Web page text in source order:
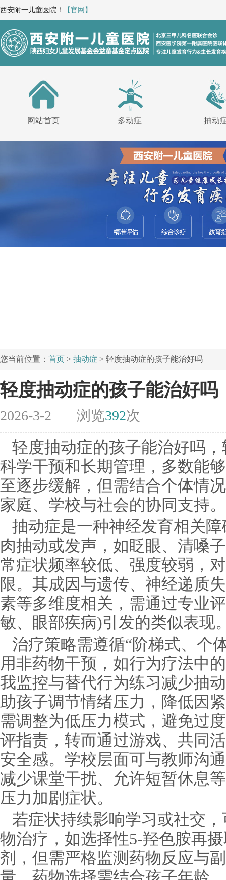
西安附一儿童医院！ 【官网】
网站首页 多动症 抽动
您当前位置： 首页 > 抽动症 > 轻度抽动症的孩子能治好吗
轻度抽动症的孩子能治好吗
2026-3-2 浏览392次
轻度抽动症的孩子能治好吗
科学干预和长期管理，多数能
至逐步缓解，但需结合个体情
家庭、学校与社会的协同支持。
抽动症是一种神经发育相关
肉抽动或发声，如眨眼、清嗓
常症状频率较低、强度较弱，
限。其成因与遗传、神经递质
素等多维度相关，需通过专业
敏、眼部疾病)引发的类似表现
治疗策略需遵循“阶梯式、个
用非药物干预，如行为疗法中
我监控与替代行为练习减少抽
助孩子调节情绪压力，降低因
需调整为低压力模式，避免过
评指责，转而通过游戏、共同
安全感。学校层面可与教师沟
减少课堂干扰、允许短暂休息
压力加剧症状。
若症状持续影响学习或社交
物治疗，如选择性5-羟色胺再
剂，但需严格监测药物反应与